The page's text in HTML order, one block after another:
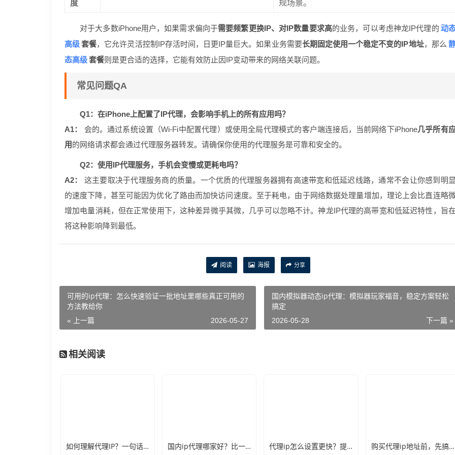
度
规场景。
对于大多数iPhone用户，如果需求偏向于需要频繁更换IP、对IP数量要求高的业务，可以考虑神龙IP代理的 动
高级套餐，它允许灵活控制IP存活时间，日更IP量巨大。如果业务需要长期固定使用一个稳定不变的IP地址，那么
态高级套餐则是更合适的选择，它能有效防止因IP变动带来的网络关联问题。
常见问题QA
Q1：在iPhone上配置了IP代理，会影响手机上的所有应用吗？
A1：
会的。通过系统设置（Wi-Fi中配置代理）或使用全局代理模式的客户端连接后，当前网络下iPhone几乎所有
用的网络请求都会通过代理服务器转发。请确保你使用的代理服务是可靠和安全的。
Q2：使用IP代理服务，手机会变慢或更耗电吗？
A2：
这主要取决于代理服务商的质量。一个优质的代理服务器拥有高速带宽和低延迟线路，通常不会让你感到明显
的速度下降，甚至可能因为优化了路由而加快访问速度。至于耗电，由于网络数据处理量增加，理论上会比直连略
增加电量消耗，但在正常使用下，这种差异微乎其微，几乎可以忽略不计。神龙IP代理的高带宽和低延迟特性，旨在
将这种影响降到最低。
阅读 海报 分享
可用的ip代理：怎么快速验证一批地址里哪些真正可用的
方法教给你
« 上一篇 2026-05-27
国内模拟器动态ip代理：模拟器玩家福音，稳定方案轻松
搞定
下一篇 »
2026-05-28
相关阅读
如何理解代理IP？一句话让你彻底不再迷糊 国内ip代理哪家好？比一比口碑就见分晓 代理ip怎么设置更快？提速的几个关键点记牢 购买代理ip地址前，先搞懂这三件事再说